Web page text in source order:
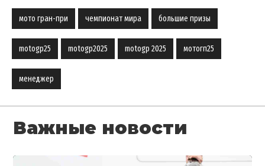
мото гран-при чемпионат мира большие призы
motogp25 motogp2025 motogp 2025 мотогп25
менеджер
Важные новости